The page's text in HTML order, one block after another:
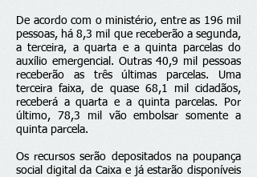
De acordo com o ministério, entre as 196 mil
pessoas, há 8,3 mil que receberão a segunda,
a terceira, a quarta e a quinta parcelas do
auxílio emergencial. Outras 40,9 mil pessoas
receberão as três últimas parcelas. Uma
terceira faixa, de quase 68,1 mil cidadãos,
receberá a quarta e a quinta parcelas. Por
último, 78,3 mil vão embolsar somente a
quinta parcela.
Os recursos serão depositados na poupança
social digital da Caixa e já estarão disponíveis